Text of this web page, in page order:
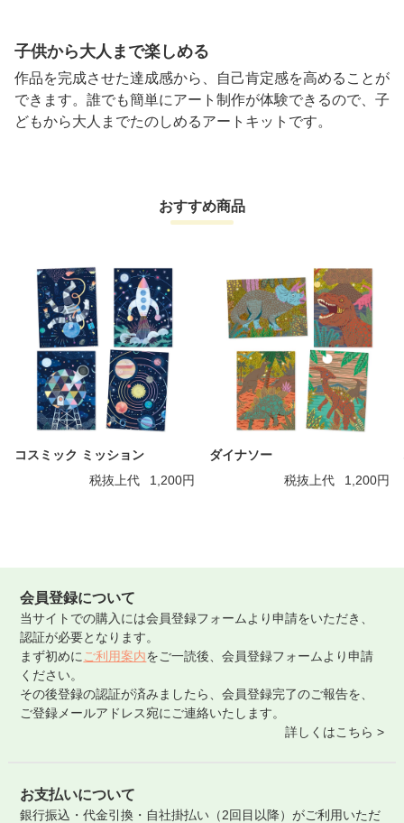
子供から大人まで楽しめる
作品を完成させた達成感から、自己肯定感を高めることが
できます。誰でも簡単にアート制作が体験できるので、子
どもから大人までたのしめるアートキットです。
おすすめ商品
コスミック ミッション
税抜上代
1,200円
ダイナソー
税抜上代
1,200円
会員登録について
当サイトでの購入には会員登録フォームより申請をいただき、
認証が必要となります。
まず初めに ご利用案内をご一読後、会員登録フォームより申請
ください。
その後登録の認証が済みましたら、会員登録完了のご報告を、
ご登録メールアドレス宛にご連絡いたします。
詳しくはこちら >
お支払いについて
銀行振込・代金引換・自社掛払い（2回目以降）がご利用いただ